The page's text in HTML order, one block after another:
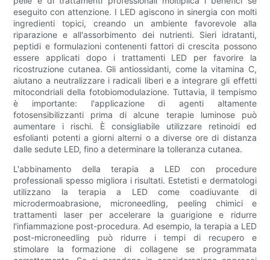
eseguito con attenzione. I LED agiscono in sinergia con molti
ingredienti topici, creando un ambiente favorevole alla
riparazione e all'assorbimento dei nutrienti. Sieri idratanti,
peptidi e formulazioni contenenti fattori di crescita possono
essere applicati dopo i trattamenti LED per favorire la
ricostruzione cutanea. Gli antiossidanti, come la vitamina C,
aiutano a neutralizzare i radicali liberi e a integrare gli effetti
mitocondriali della fotobiomodulazione. Tuttavia, il tempismo
è importante: l'applicazione di agenti altamente
fotosensibilizzanti prima di alcune terapie luminose può
aumentare i rischi. È consigliabile utilizzare retinoidi ed
esfolianti potenti a giorni alterni o a diverse ore di distanza
dalle sedute LED, fino a determinare la tolleranza cutanea.
L'abbinamento della terapia a LED con procedure
professionali spesso migliora i risultati. Estetisti e dermatologi
utilizzano la terapia a LED come coadiuvante di
microdermoabrasione, microneedling, peeling chimici e
trattamenti laser per accelerare la guarigione e ridurre
l'infiammazione post-procedura. Ad esempio, la terapia a LED
post-microneedling può ridurre i tempi di recupero e
stimolare la formazione di collagene se programmata